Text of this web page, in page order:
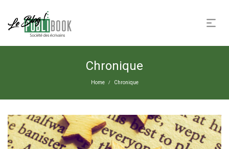
Chronique
Home / Chronique